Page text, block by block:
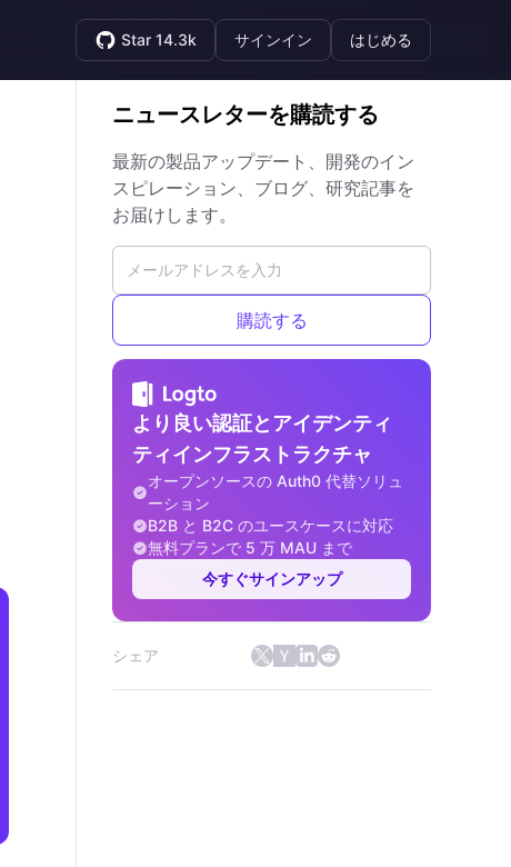
Star 14.3k サインイン はじめる
ニュースレターを購読する
最新の製品アップデート、開発のイン
スピレーション、ブログ、研究記事を
お届けします。
購読する
より良い認証とアイデンティ
ティインフラストラクチャ
オープンソースの Auth0 代替ソリュ
ーション
B2B と B2C のユースケースに対応
無料プランで 5 万 MAU まで
今すぐサインアップ
シェア